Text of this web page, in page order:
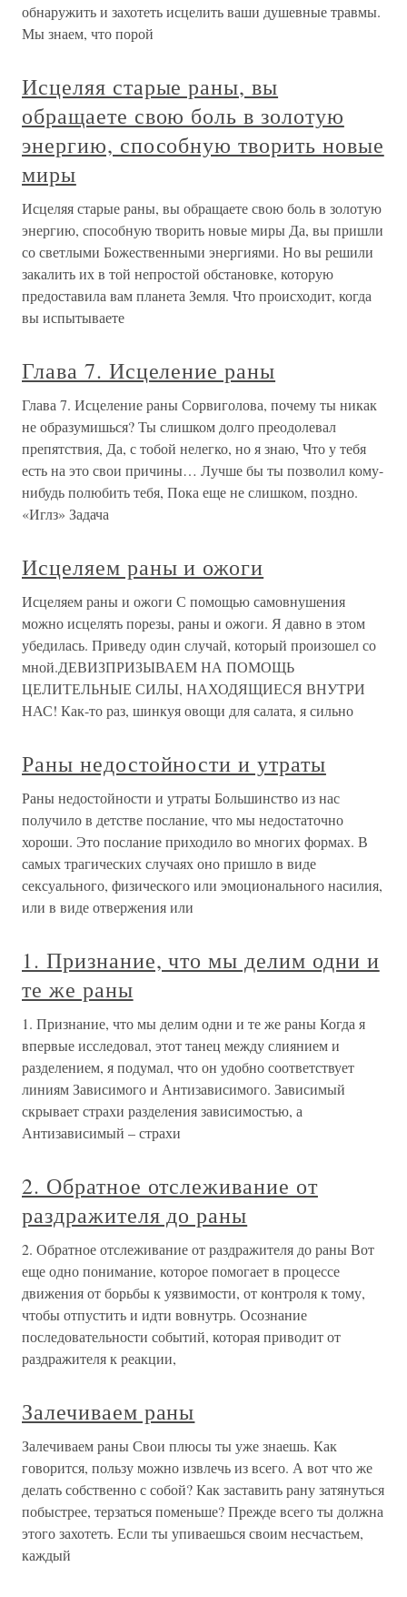
обнаружить и захотеть исцелить ваши душевные травмы.
Мы знаем, что порой
Исцеляя старые раны, вы
обращаете свою боль в золотую
энергию, способную творить новые
миры
Исцеляя старые раны, вы обращаете свою боль в золотую
энергию, способную творить новые миры Да, вы пришли
со светлыми Божественными энергиями. Но вы решили
закалить их в той непростой обстановке, которую
предоставила вам планета Земля. Что происходит, когда
вы испытываете
Глава 7. Исцеление раны
Глава 7. Исцеление раны Сорвиголова, почему ты никак
не образумишься? Ты слишком долго преодолевал
препятствия, Да, с тобой нелегко, но я знаю, Что у тебя
есть на это свои причины… Лучше бы ты позволил кому-
нибудь полюбить тебя, Пока еще не слишком, поздно.
«Иглз» Задача
Исцеляем раны и ожоги
Исцеляем раны и ожоги С помощью самовнушения
можно исцелять порезы, раны и ожоги. Я давно в этом
убедилась. Приведу один случай, который произошел со
мной.ДЕВИЗПРИЗЫВАЕМ НА ПОМОЩЬ
ЦЕЛИТЕЛЬНЫЕ СИЛЫ, НАХОДЯЩИЕСЯ ВНУТРИ
НАС! Как-то раз, шинкуя овощи для салата, я сильно
Раны недостойности и утраты
Раны недостойности и утраты Большинство из нас
получило в детстве послание, что мы недостаточно
хороши. Это послание приходило во многих формах. В
самых трагических случаях оно пришло в виде
сексуального, физического или эмоционального насилия,
или в виде отвержения или
1. Признание, что мы делим одни и
те же раны
1. Признание, что мы делим одни и те же раны Когда я
впервые исследовал, этот танец между слиянием и
разделением, я подумал, что он удобно соответствует
линиям Зависимого и Антизависимого. Зависимый
скрывает страхи разделения зависимостью, а
Антизависимый – страхи
2. Обратное отслеживание от
раздражителя до раны
2. Обратное отслеживание от раздражителя до раны Вот
еще одно понимание, которое помогает в процессе
движения от борьбы к уязвимости, от контроля к тому,
чтобы отпустить и идти вовнутрь. Осознание
последовательности событий, которая приводит от
раздражителя к реакции,
Залечиваем раны
Залечиваем раны Свои плюсы ты уже знаешь. Как
говорится, пользу можно извлечь из всего. А вот что же
делать собственно с собой? Как заставить рану затянуться
побыстрее, терзаться поменьше? Прежде всего ты должна
этого захотеть. Если ты упиваешься своим несчастьем,
каждый